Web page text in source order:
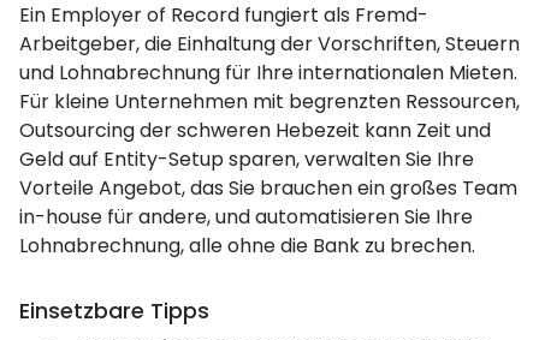
Ein Employer of Record fungiert als Fremd-
Arbeitgeber, die Einhaltung der Vorschriften, Steuern
und Lohnabrechnung für Ihre internationalen Mieten.
Für kleine Unternehmen mit begrenzten Ressourcen,
Outsourcing der schweren Hebezeit kann Zeit und
Geld auf Entity-Setup sparen, verwalten Sie Ihre
Vorteile Angebot, das Sie brauchen ein großes Team
in-house für andere, und automatisieren Sie Ihre
Lohnabrechnung, alle ohne die Bank zu brechen.
Einsetzbare Tipps